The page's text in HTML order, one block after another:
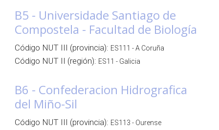
B5 - Universidade Santiago de
Compostela - Facultad de Biología
Código NUT III (provincia): ES111 - A Coruña
Código NUT II (región): ES11 - Galicia
B6 - Confederacion Hidrografica
del Miño-Sil
Código NUT III (provincia): ES113 - Ourense